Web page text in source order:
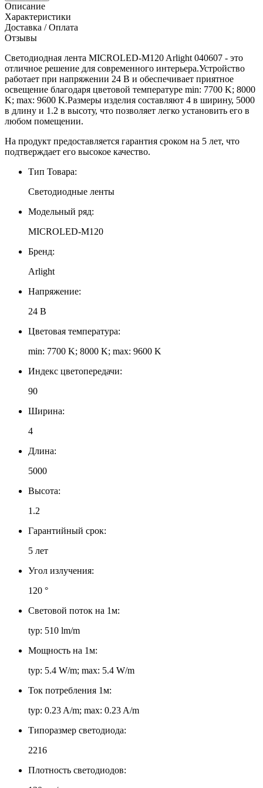
Описание
Характеристики
Доставка / Оплата
Отзывы
Светодиодная лента MICROLED-M120 Arlight 040607 - это
отличное решение для современного интерьера.Устройство
работает при напряжении 24 В и обеспечивает приятное
освещение благодаря цветовой температуре min: 7700 K; 8000
K; max: 9600 K.Размеры изделия составляют 4 в ширину, 5000
в длину и 1.2 в высоту, что позволяет легко установить его в
любом помещении.
На продукт предоставляется гарантия сроком на 5 лет, что
подтверждает его высокое качество.
Тип Товара:
Светодиодные ленты
Модельный ряд:
MICROLED-M120
Бренд:
Arlight
Напряжение:
24 В
Цветовая температура:
min: 7700 K; 8000 K; max: 9600 K
Индекс цветопередачи:
90
Ширина:
4
Длина:
5000
Высота:
1.2
Гарантийный срок:
5 лет
Угол излучения:
120 °
Световой поток на 1м:
typ: 510 lm/m
Мощность на 1м:
typ: 5.4 W/m; max: 5.4 W/m
Ток потребления 1м:
typ: 0.23 A/m; max: 0.23 A/m
Типоразмер светодиода:
2216
Плотность светодиодов: